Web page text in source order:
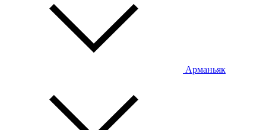
Арманьяк